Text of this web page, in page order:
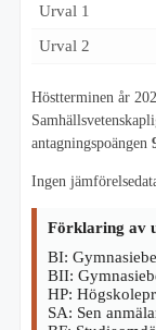
Urval 1
Urval 2
Höstterminen år
antagningspoängen
Ingen
Förklaring av
BI:
BII:
HP:
SA: Sen